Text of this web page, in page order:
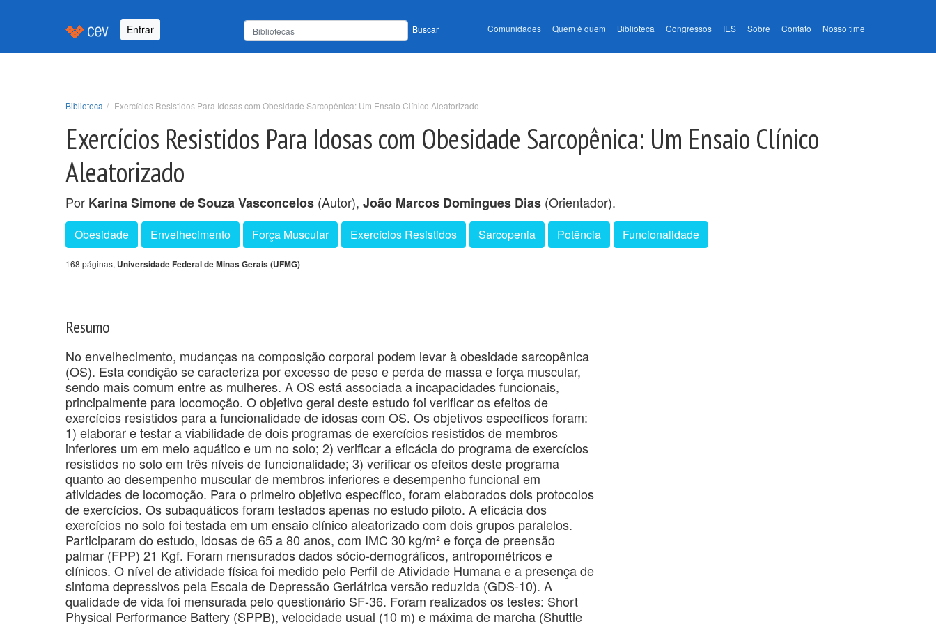
Entrar Buscar Comunidades Quem é quem Biblioteca Congressos IES Sobre Contato Nosso time
Biblioteca Exercícios Resistidos Para Idosas com Obesidade Sarcopênica: Um Ensaio Clínico Aleatorizado
Exercícios Resistidos Para Idosas com Obesidade Sarcopênica: Um Ensaio Clínico
Aleatorizado
Por Karina Simone de Souza Vasconcelos (Autor), João Marcos Domingues Dias (Orientador).
Obesidade Envelhecimento Força Muscular Exercícios Resistidos Sarcopenia Potência Funcionalidade
168 páginas, Universidade Federal de Minas Gerais (UFMG)
Resumo
No envelhecimento, mudanças na composição corporal podem levar à obesidade sarcopênica
(OS). Esta condição se caracteriza por excesso de peso e perda de massa e força muscular,
sendo mais comum entre as mulheres. A OS está associada a incapacidades funcionais,
principalmente para locomoção. O objetivo geral deste estudo foi verificar os efeitos de
exercícios resistidos para a funcionalidade de idosas com OS. Os objetivos específicos foram:
1) elaborar e testar a viabilidade de dois programas de exercícios resistidos de membros
inferiores um em meio aquático e um no solo; 2) verificar a eficácia do programa de exercícios
resistidos no solo em três níveis de funcionalidade; 3) verificar os efeitos deste programa
quanto ao desempenho muscular de membros inferiores e desempenho funcional em
atividades de locomoção. Para o primeiro objetivo específico, foram elaborados dois protocolos
de exercícios. Os subaquáticos foram testados apenas no estudo piloto. A eficácia dos
exercícios no solo foi testada em um ensaio clínico aleatorizado com dois grupos paralelos.
Participaram do estudo, idosas de 65 a 80 anos, com IMC 30 kg/m² e força de preensão
palmar (FPP) 21 Kgf. Foram mensurados dados sócio-demográficos, antropométricos e
clínicos. O nível de atividade física foi medido pelo Perfil de Atividade Humana e a presença de
sintoma depressivos pela Escala de Depressão Geriátrica versão reduzida (GDS-10). A
qualidade de vida foi mensurada pelo questionário SF-36. Foram realizados os testes: Short
Physical Performance Battery (SPPB), velocidade usual (10 m) e máxima de marcha (Shuttle